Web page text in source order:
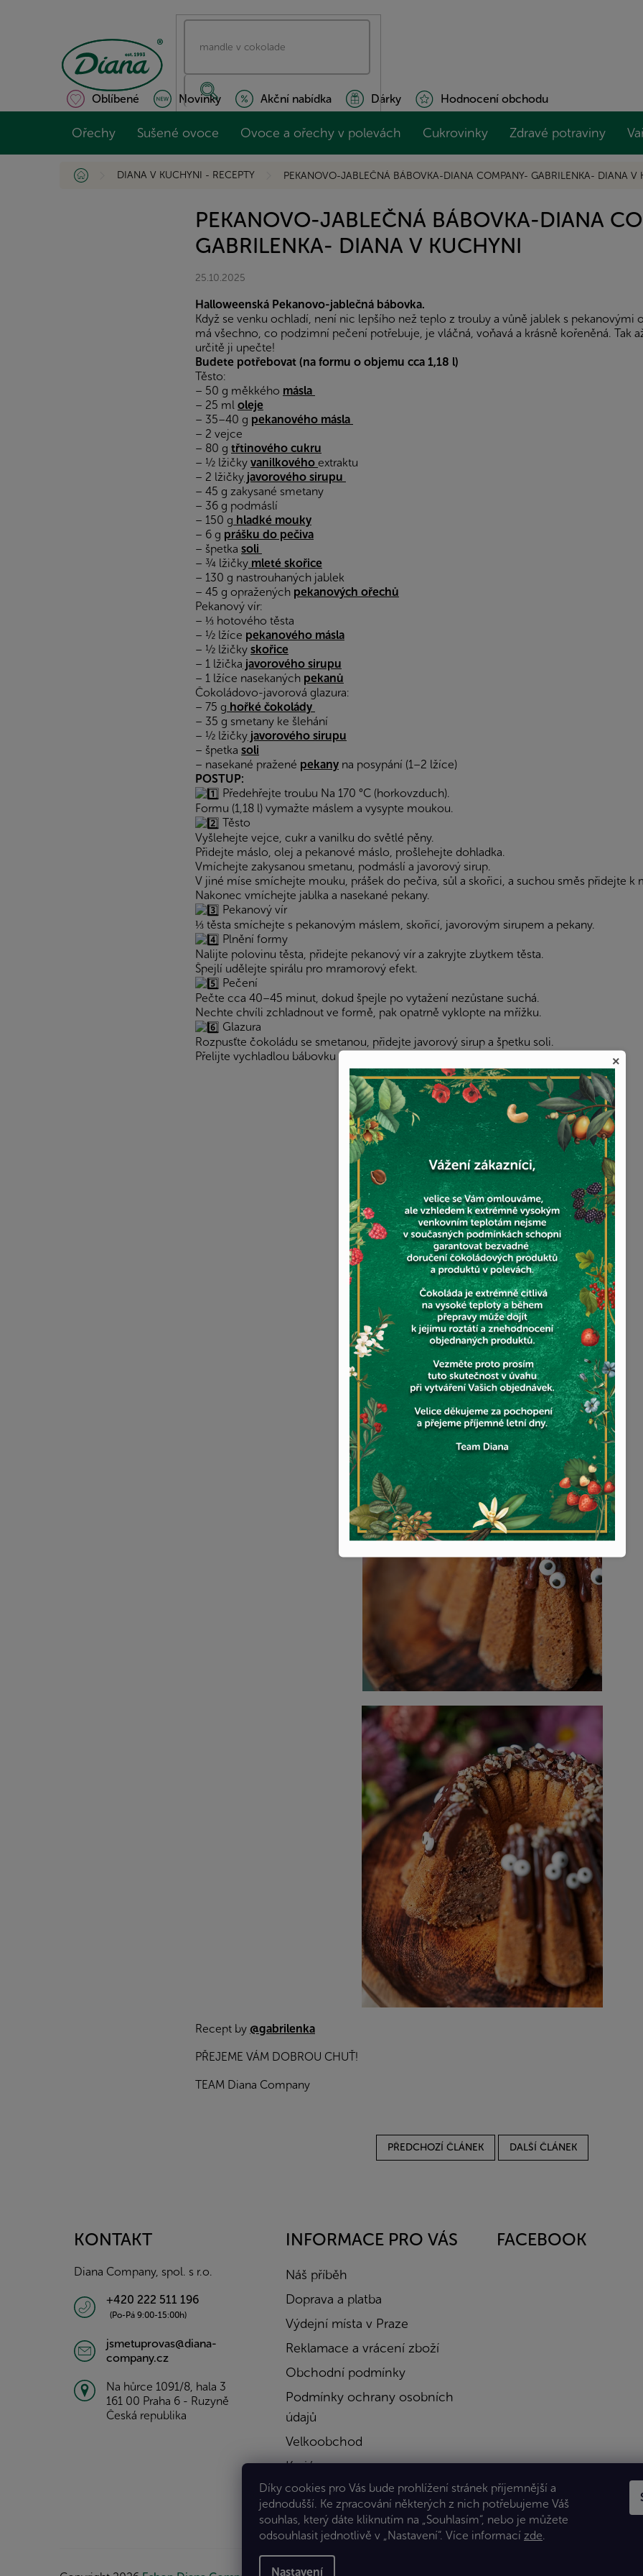
Díky cookies pro Vás bude prohlížení stránek příjemnější a
jednodušší. Ke zpracování některých z nich potřebujeme Váš
souhlas, který dáte kliknutím na „Souhlasím“, nebo je můžete
odsouhlasit jednotlivě v „Nastavení“. Více informací zde.
Nastavení
Oblíbené Novinky Akční nabídka Dárky Hodnocení obchodu
Ořechy Sušené ovoce Ovoce a ořechy v polevách Cukrovinky Zdravé potraviny
Domů DIANA V KUCHYNI - RECEPTY PEKANOVO-JABLEČNÁ BÁBOVKA-DIANA COMPANY- GABRILENKA- DIANA V
PEKANOVO-JABLEČNÁ BÁBOVKA-DIANA
GABRILENKA- DIANA V KUCHYNI
25.10.2025
Halloweenská Pekanovo-jablečná bábovka.
Když se venku ochladí, není nic lepšího než teplo z trouby a vůně jablek s pekanovými
má všechno, co podzimní pečení potřebuje, je vláčná, voňavá a krásně kořeněná. Tak
určitě ji upečte!
Budete potřebovat (na formu o objemu cca 1,18 l)
Těsto:
– 50 g měkkého másla
– 25 ml oleje
– 35–40 g pekanového másla
– 2 vejce
– 80 g třtinového cukru
– ½ lžičky vanilkového extraktu
– 2 lžičky javorového sirupu
– 45 g zakysané smetany
– 36 g podmáslí
– 150 g hladké mouky
– 6 g prášku do pečiva
– špetka soli
– ¾ lžičky mleté skořice
– 130 g nastrouhaných jablek
– 45 g opražených pekanových ořechů
Pekanový vír:
– ⅓ hotového těsta
– ½ lžíce pekanového másla
– ½ lžičky skořice
– 1 lžička javorového sirupu
– 1 lžíce nasekaných pekanů
Čokoládovo-javorová glazura:
– 75 g hořké čokolády
– 35 g smetany ke šlehání
– ½ lžičky javorového sirupu
– špetka soli
– nasekané pražené pekany na posypání (1–2 lžíce)
POSTUP:
Předehřejte troubu Na 170 °C (horkovzduch).
Formu (1,18 l) vymažte máslem a vysypte moukou.
Těsto
Vyšlehejte vejce, cukr a vanilku do světlé pěny.
Přidejte máslo, olej a pekanové máslo, prošlehejte dohladka.
Vmíchejte zakysanou smetanu, podmáslí a javorový sirup.
V jiné míse smíchejte mouku, prášek do pečiva, sůl a skořici, a suchou směs přidejte k
Nakonec vmíchejte jablka a nasekané pekany.
Pekanový vír
⅓ těsta smíchejte s pekanovým máslem, skořicí, javorovým sirupem a pekany.
Plnění formy
Nalijte polovinu těsta, přidejte pekanový vír a zakryjte zbytkem těsta.
Špejlí udělejte spirálu pro mramorový efekt.
Pečení
Pečte cca 40–45 minut, dokud špejle po vytažení nezůstane suchá.
Nechte chvíli zchladnout ve formě, pak opatrně vyklopte na mřížku.
Glazura
Rozpusťte čokoládu se smetanou, přidejte javorový sirup a špetku soli.
Přelijte vychladlou bábovku a posypte nasekanými pekany.
Recept by @gabrilenka
PŘEJEME VÁM DOBROU CHUŤ!
TEAM Diana Company
PŘEDCHOZÍ ČLÁNEK DALŠÍ ČLÁNEK
KONTAKT
Diana Company, spol. s r.o.
+420 222 511 196
(Po-Pá 9:00-15:00h)
jsmetuprovas@diana-
company.cz
Na hůrce 1091/8, hala 3
161 00 Praha 6 - Ruzyně
Česká republika
INFORMACE PRO VÁS
Náš příběh
Doprava a platba
Výdejní místa v Praze
Reklamace a vrácení zboží
Obchodní podmínky
Podmínky ochrany osobních
údajů
Velkoobchod
Kariéra
Kontakty
FACEBOOK
×